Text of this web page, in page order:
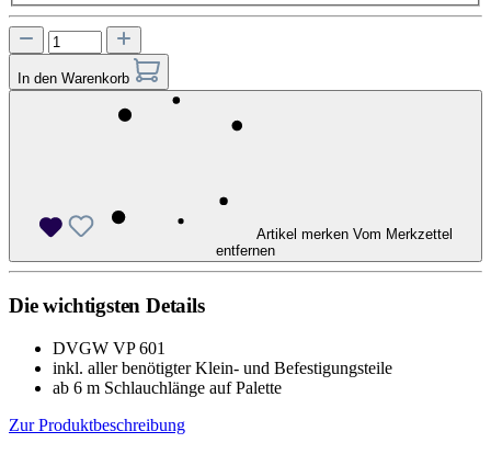
In den Warenkorb
Artikel merken Vom Merkzettel
entfernen
Die wichtigsten Details
DVGW VP 601
inkl. aller benötigter Klein- und Befestigungsteile
ab 6 m Schlauchlänge auf Palette
Zur Produktbeschreibung